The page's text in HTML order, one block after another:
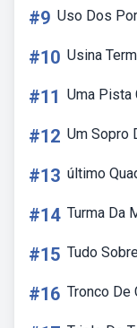
#9 Uso Dos
#10 Usina
#11 Uma Pista
#12 Um Sopro
#13 último
#14 Turma Da
#15 Tudo
#16 Tronco De